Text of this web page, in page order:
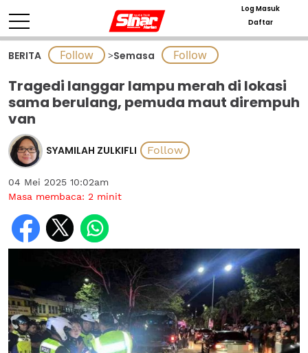
Log Masuk
Daftar
BERITA >Semasa
Tragedi langgar lampu merah di lokasi
sama berulang, pemuda maut dirempuh
van
SYAMILAH ZULKIFLI
04 Mei 2025 10:02am
Masa membaca: 2 minit